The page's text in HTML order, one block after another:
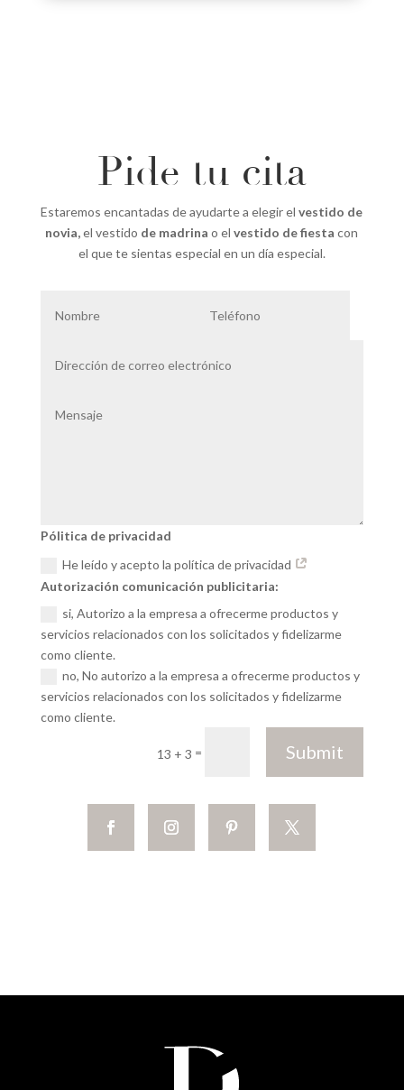
Pide tu cita
Estaremos encantadas de ayudarte a elegir elvestido de
novia,el vestido de madrina o elvestido de fiesta con
el que te sientas especial en un día especial.
Pólitica de privacidad
He leído y acepto la política de privacidad
Autorización comunicación publicitaria:
si, Autorizo a la empresa a ofrecerme productos y
servicios relacionados con los solicitados y fidelizarme
como cliente.
no, No autorizo a la empresa a ofrecerme productos y
servicios relacionados con los solicitados y fidelizarme
como cliente.
13 + 3 = Submit